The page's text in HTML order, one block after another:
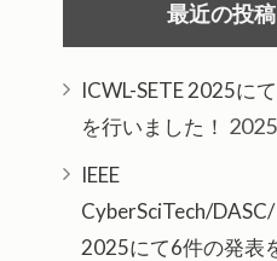
最近の投稿
ICWL-SETE 2025に
を行いました！
IEEE
CyberSciTech/
2025にて6件の発表